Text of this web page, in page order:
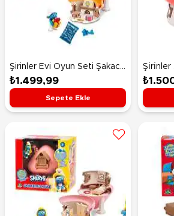
Şirinler Evi Oyun Seti Şakacı
Şirin ve Evi
₺1.499,99
Sepete Ekle
Şi̇ri̇nler
Seti̇